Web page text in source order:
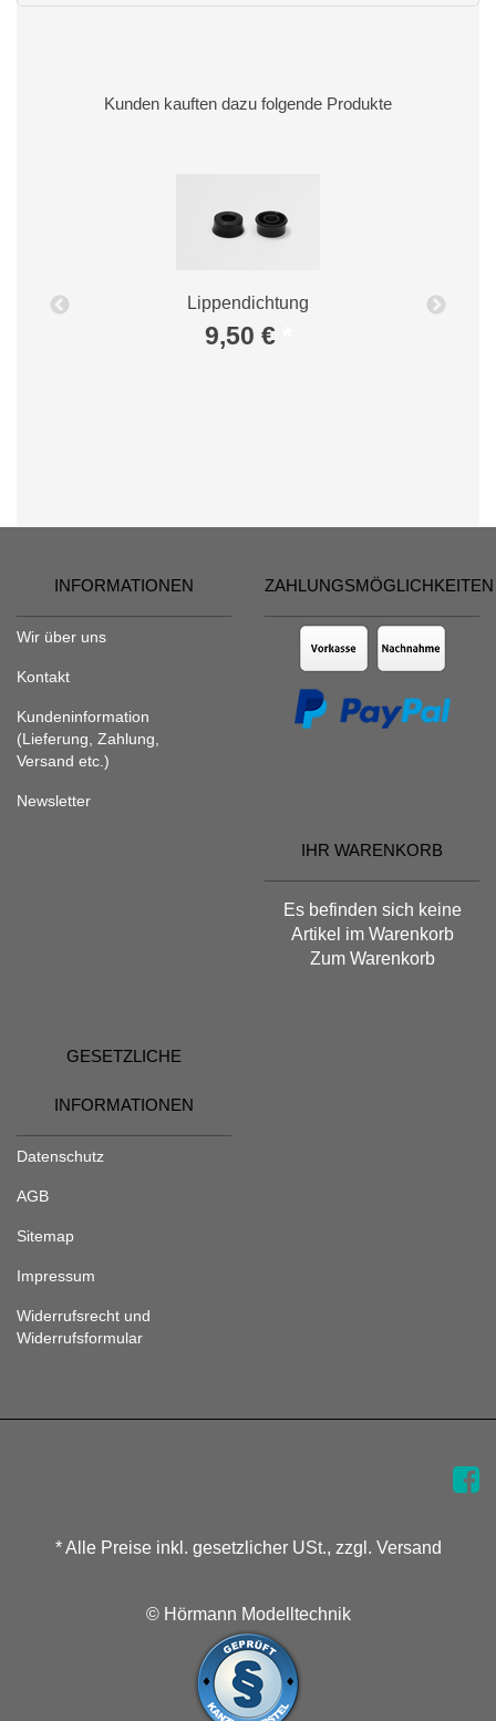
Kunden kauften dazu folgende Produkte
Lippendichtung
9,50 €
INFORMATIONEN
Wir über uns
Kontakt
Kundeninformation
(Lieferung, Zahlung,
Versand etc.)
Newsletter
ZAHLUNGSMÖGLICHKEITEN
IHR WARENKORB
Es befinden sich keine
Artikel im Warenkorb
Zum Warenkorb
GESETZLICHE
INFORMATIONEN
Datenschutz
AGB
Sitemap
Impressum
Widerrufsrecht und
Widerrufsformular
* Alle Preise inkl. gesetzlicher USt., zzgl. Versand
© Hörmann Modelltechnik